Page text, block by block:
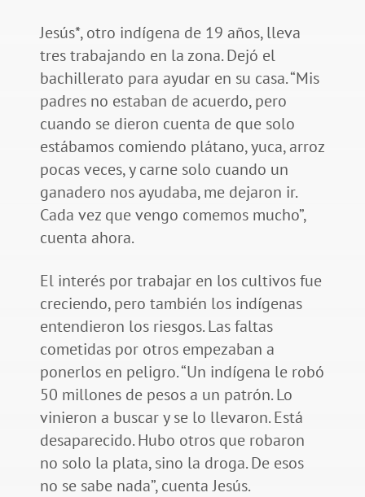
Jesús*, otro indígena de 19 años, lleva
tres trabajando en la zona. Dejó el
bachillerato para ayudar en su casa. “Mis
padres no estaban de acuerdo, pero
cuando se dieron cuenta de que solo
estábamos comiendo plátano, yuca, arroz
pocas veces, y carne solo cuando un
ganadero nos ayudaba, me dejaron ir.
Cada vez que vengo comemos mucho”,
cuenta ahora.
El interés por trabajar en los cultivos fue
creciendo, pero también los indígenas
entendieron los riesgos. Las faltas
cometidas por otros empezaban a
ponerlos en peligro. “Un indígena le robó
50 millones de pesos a un patrón. Lo
vinieron a buscar y se lo llevaron. Está
desaparecido. Hubo otros que robaron
no solo la plata, sino la droga. De esos
no se sabe nada”, cuenta Jesús.